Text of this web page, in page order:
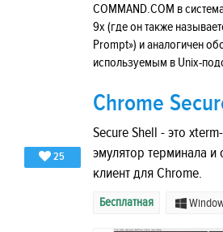
COMMAND.COM в
9x (где он также
Prompt») и аналогичен
используемым в Unix-
25
Chrome
Secure Shell - это
эмулятор терминала и
клиент для Chrome.
Бесплатная